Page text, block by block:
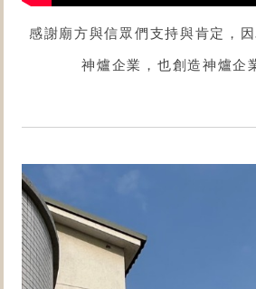
感謝廟方與信眾們支持與肯定，
神爐企業，也創造神爐企